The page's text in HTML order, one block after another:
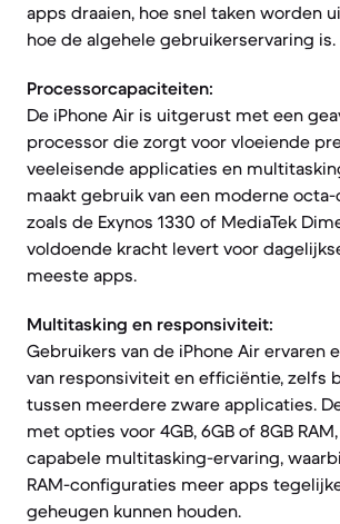
apps draaien, hoe snel taken worden
hoe de algehele gebruikerservaring is.
Processorcapaciteiten:
De iPhone Air is uitgerust met een
processor die zorgt voor vloeiende
veeleisende applicaties en
maakt gebruik van een moderne
zoals de Exynos 1330 of MediaTek
voldoende kracht levert voor
meeste apps.
Multitasking en responsiviteit:
Gebruikers van de iPhone Air ervaren
van responsiviteit en efficiëntie, zelfs
tussen meerdere zware applicaties. De
met opties voor 4GB, 6GB of 8GB
capabele multitasking-ervaring,
RAM-configuraties meer apps
geheugen kunnen houden.